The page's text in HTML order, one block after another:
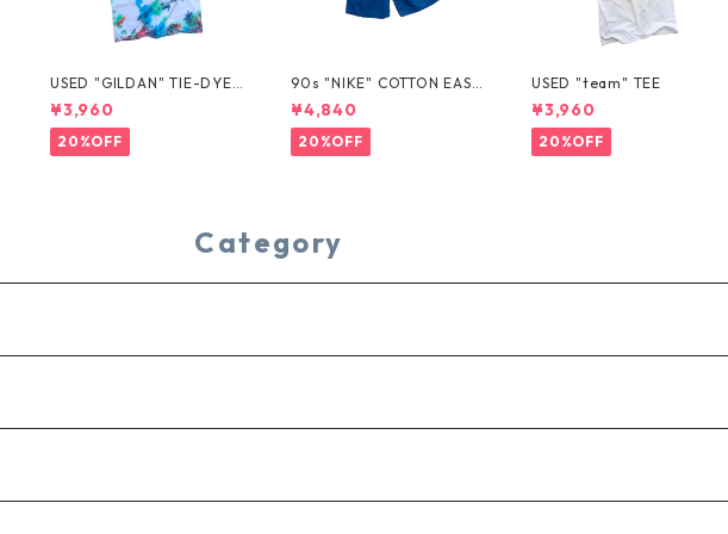
USED "GILDAN" TIE-DYE T
EE
¥3,960
20%OFF
90s "NIKE" COTTON EASY
SHORTS
¥4,840
20%OFF
USED "team" TEE
¥3,960
20%OFF
Category